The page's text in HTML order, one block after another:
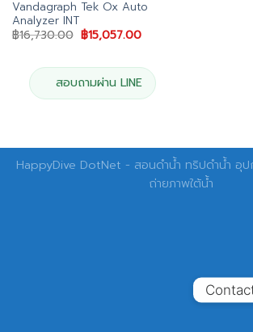
Vandagraph Tek Ox Auto
Analyzer INT
฿16,730.00 Original
price
฿16,730.00.
฿15,057.00Current
฿15,057.00.
สอบถามผ่าน LINE
HappyDive DotNet - สอนดำน้ำ ทริปดำน้ำ
ถ่ายภาพใต้น้ำ